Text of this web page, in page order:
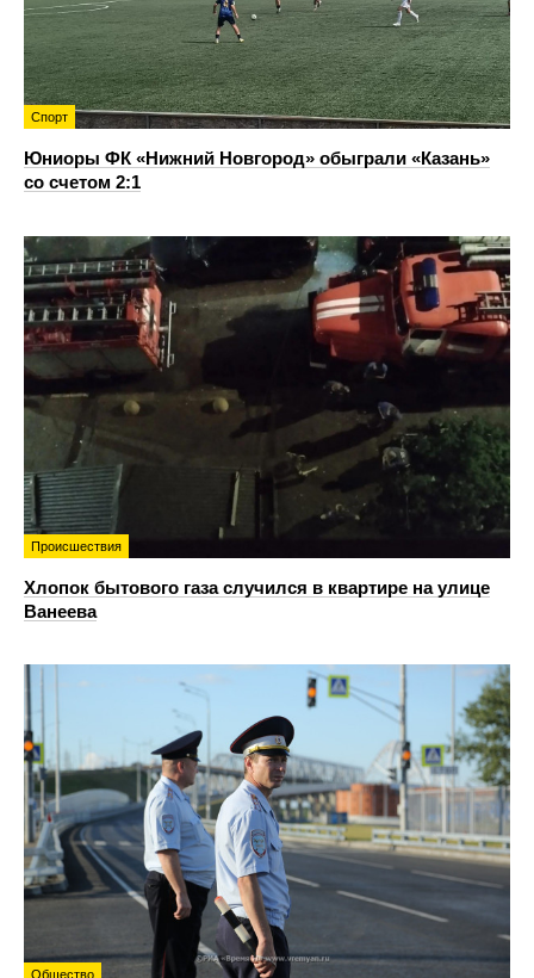
Спорт
Юниоры ФК «Нижний Новгород» обыграли «Казань»
со счетом 2:1
Происшествия
Хлопок бытового газа случился в квартире на улице
Ванеева
Общество